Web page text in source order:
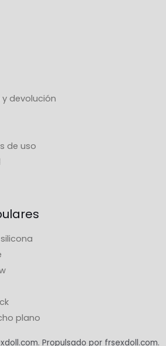
devolución
de uso
plano
Propulsado por frsexdoll.com.